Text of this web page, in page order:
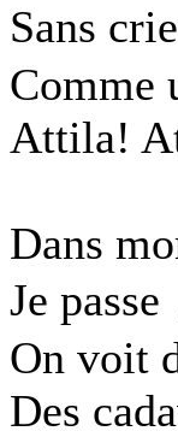
Sans
Comme
Attila!
Dans
Je
On voit
Des